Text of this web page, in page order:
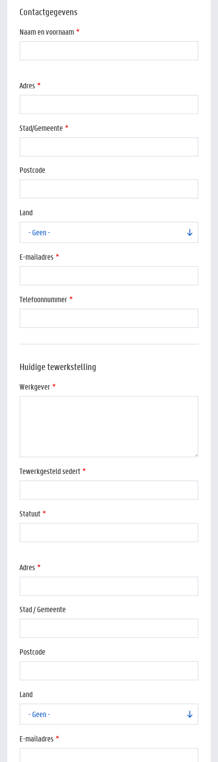
Contactgegevens
Naam en voornaam
Adres
Adres
Stad/Gemeente
Postcode
Land
E-mailadres
Telefoonnummer
Huidige tewerkstelling
Werkgever
Tewerkgesteld sedert
Statuut
Werkadres
Adres
Stad / Gemeente
Postcode
Land
E-mailadres